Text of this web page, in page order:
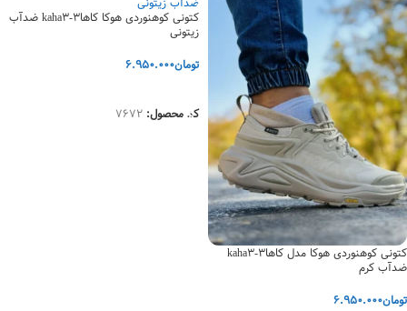
کتونی کوهنوردی هوکا مدل کاها3-kaha3
ضدآب کرم
تومان6.950.000
کتونی کوهنوردی هوکا کاها3-kaha3 ضدآب
زیتونی
تومان6.950.000
کد محصول: 7672